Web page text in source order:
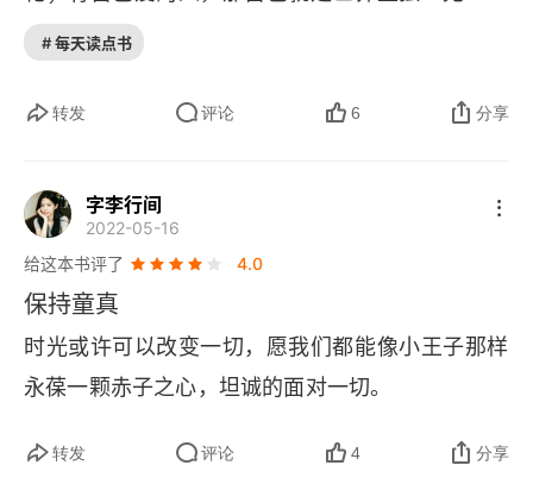
候来，我就不知道在什么时候准备好迎接你的心情
了。12、只有小孩知道自己在找什么。他们把时间
花费在布洋娃娃身上。因此对他们而言，洋娃娃就
啕大哭……13、“你们很美，但你们是空虚的。” 小
王子仍然在对她们说，“没有人能为你们去死。当然
啰，我的那朵玫瑰花，一个普通的过路人以为她和
你们一样。可是，她单独一朵就比你们全体更重
要，因为她是我浇灌的。因为她是我放在花罩中
的。因为她是我用屏风保护起来的。因为她身上的
的。因为我倾听过她的怨艾和自诩，甚至有时我聆
小王子。
# 每天读点书
转发 评论 6 分享
字李行间
2022-05-16
给这本书评了
4.0
保持童真
时光或许可以改变一切，愿我们都能像小王子那样
永葆一颗赤子之心，坦诚的面对一切。
转发 评论 4 分享